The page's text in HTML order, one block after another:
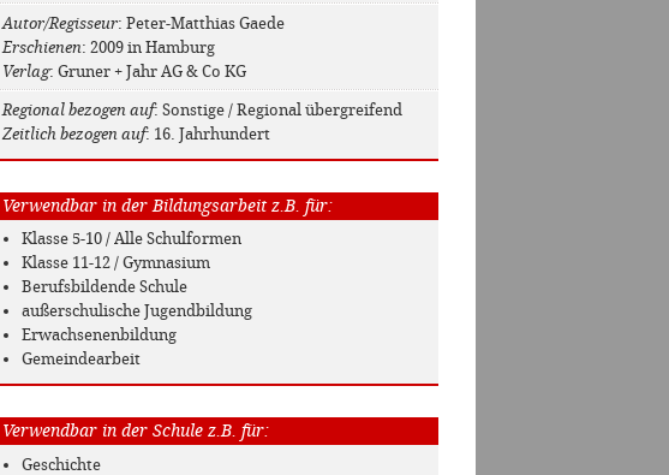
Autor/Regisseur: Peter-Matthias Gaede
Erschienen: 2009 in Hamburg
Verlag: Gruner + Jahr AG & Co KG
Regional bezogen auf: Sonstige / Regional übergreifend
Zeitlich bezogen auf: 16. Jahrhundert
Verwendbar in der Bildungsarbeit z.B. für:
Klasse 5-10 / Alle Schulformen
Klasse 11-12 / Gymnasium
Berufsbildende Schule
außerschulische Jugendbildung
Erwachsenenbildung
Gemeindearbeit
Verwendbar in der Schule z.B. für:
Geschichte